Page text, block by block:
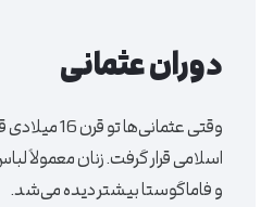
دوران عثمانی
وقتی
اسلامی قرار گرفت. زنان
و فاماگوستا بیشتر دیده می‌شد.